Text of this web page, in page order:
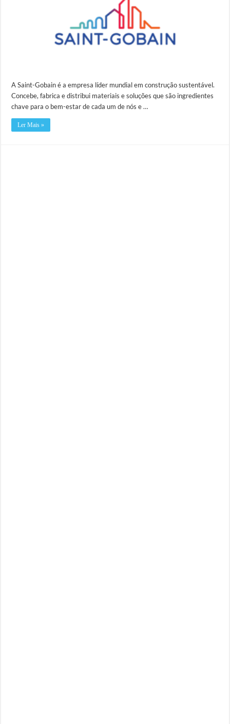
A Saint-Gobain é a empresa líder mundial em construção sustentável.
Concebe, fabrica e distribui materiais e soluções que são ingredientes
chave para o bem-estar de cada um de nós e …
Ler Mais »